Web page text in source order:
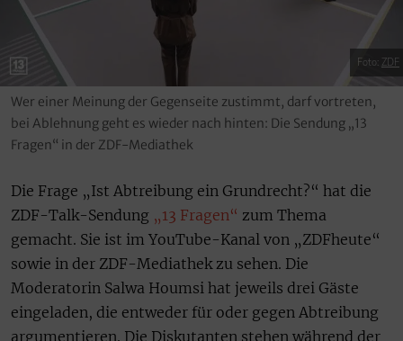
Foto: ZDF
Wer einer Meinung der Gegenseite zustimmt, darf vortreten,
bei Ablehnung geht es wieder nach hinten: Die Sendung „13
Fragen“ in der ZDF-Mediathek
Die Frage „Ist Abtreibung ein Grundrecht?“ hat die
ZDF-Talk-Sendung „13 Fragen“ zum Thema
gemacht. Sie ist im YouTube-Kanal von „ZDFheute“
sowie in der ZDF-Mediathek zu sehen. Die
Moderatorin Salwa Houmsi hat jeweils drei Gäste
eingeladen, die entweder für oder gegen Abtreibung
argumentieren. Die Diskutanten stehen während der